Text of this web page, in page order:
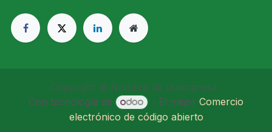
Copyright © Nombre de la empresa
Con tecnología de
- El mejorComercio
electrónico de código abierto